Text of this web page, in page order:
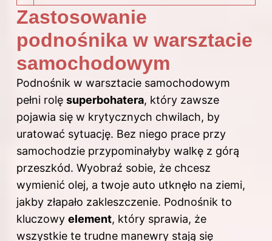
Zastosowanie
podnośnika w warsztacie
samochodowym
Podnośnik w warsztacie samochodowym
pełni rolę superbohatera, który zawsze
pojawia się w krytycznych chwilach, by
uratować sytuację. Bez niego prace przy
samochodzie przypominałyby walkę z górą
przeszkód. Wyobraź sobie, że chcesz
wymienić olej, a twoje auto utknęło na ziemi,
jakby złapało zakleszczenie. Podnośnik to
kluczowy element, który sprawia, że
wszystkie te trudne manewry stają się